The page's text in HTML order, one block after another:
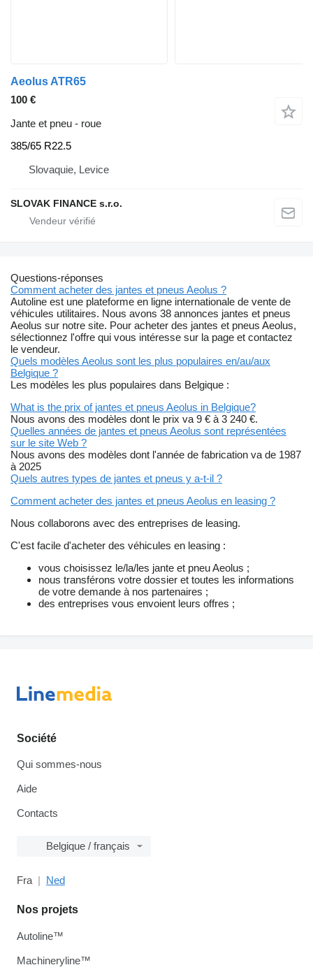
Aeolus ATR65
100 €
Jante et pneu - roue
385/65 R22.5
Slovaquie, Levice
SLOVAK FINANCE s.r.o.
Questions-réponses
Comment acheter des jantes et pneus Aeolus ?
Autoline est une plateforme en ligne internationale de vente de
véhicules utilitaires. Nous avons 38 annonces jantes et pneus
Aeolus sur notre site. Pour acheter des jantes et pneus Aeolus,
sélectionnez l'offre qui vous intéresse sur la page et contactez
le vendeur.
Quels modèles Aeolus sont les plus populaires en/au/aux
Belgique ?
Les modèles les plus populaires dans Belgique :
What is the prix of jantes et pneus Aeolus in Belgique?
Nous avons des modèles dont le prix va 9 € à 3 240 €.
Quelles années de jantes et pneus Aeolus sont représentées
sur le site Web ?
Nous avons des modèles dont l'année de fabrication va de 1987
à 2025
Quels autres types de jantes et pneus y a-t-il ?
Comment acheter des jantes et pneus Aeolus en leasing ?
Nous collaborons avec des entreprises de leasing.
C'est facile d'acheter des véhicules en leasing :
vous choisissez le/la/les jante et pneu Aeolus ;
nous transférons votre dossier et toutes les informations
de votre demande à nos partenaires ;
des entreprises vous envoient leurs offres ;
Société
Qui sommes-nous
Aide
Contacts
Belgique / français
Fra Ned
Nos projets
Autoline™
Machineryline™